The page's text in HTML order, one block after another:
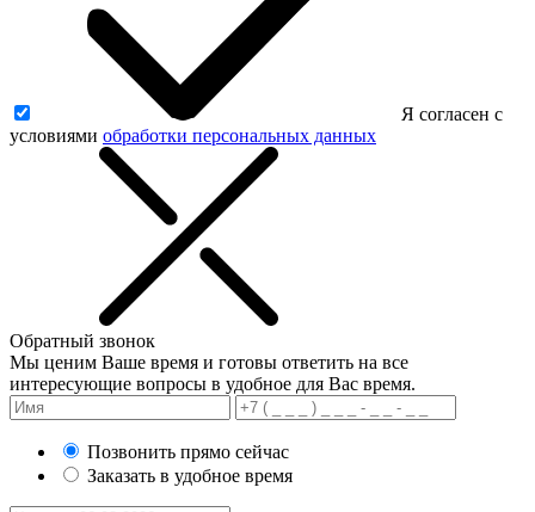
Я согласен с
условиями обработки персональных данных
Обратный звонок
Мы ценим Ваше время и готовы ответить на все
интересующие вопросы в удобное для Вас время.
Позвонить прямо сейчас
Заказать в удобное время